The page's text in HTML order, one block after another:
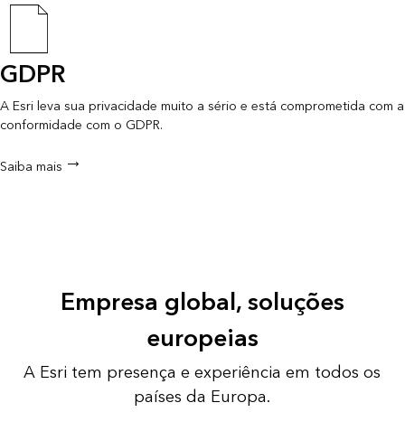
GDPR
A Esri leva sua privacidade muito a sério e está comprometida com a
conformidade com o GDPR.
Saiba mais
Empresa global, soluções
europeias
A Esri tem presença e experiência em todos os
países da Europa.